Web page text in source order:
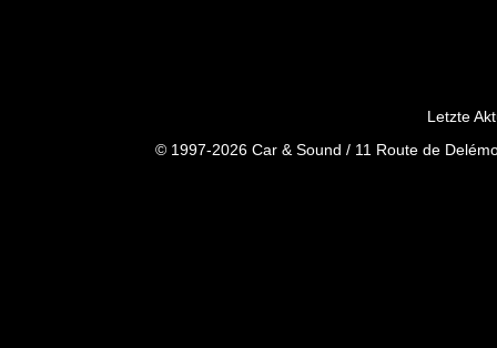
Letzte
© 1997-2026 Car & Sound / 11 Route de